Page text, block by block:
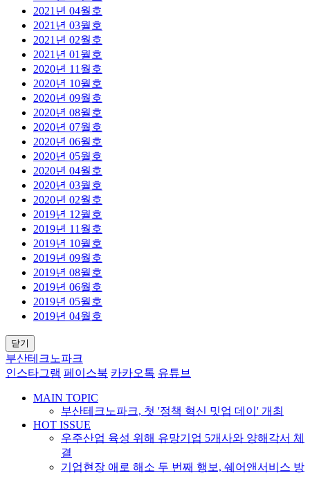
2021년 04월호
2021년 03월호
2021년 02월호
2021년 01월호
2020년 11월호
2020년 10월호
2020년 09월호
2020년 08월호
2020년 07월호
2020년 06월호
2020년 05월호
2020년 04월호
2020년 03월호
2020년 02월호
2019년 12월호
2019년 11월호
2019년 10월호
2019년 09월호
2019년 08월호
2019년 06월호
2019년 05월호
2019년 04월호
닫기
부산테크노파크
인스타그램 페이스북 카카오톡 유튜브
MAIN TOPIC
부산테크노파크, 첫 '정책 혁신 밋업 데이' 개최
HOT ISSUE
우주산업 육성 위해 유망기업 5개사와 양해각서 체
결
기업현장 애로 해소 두 번째 행보, 쉐어앤서비스 방